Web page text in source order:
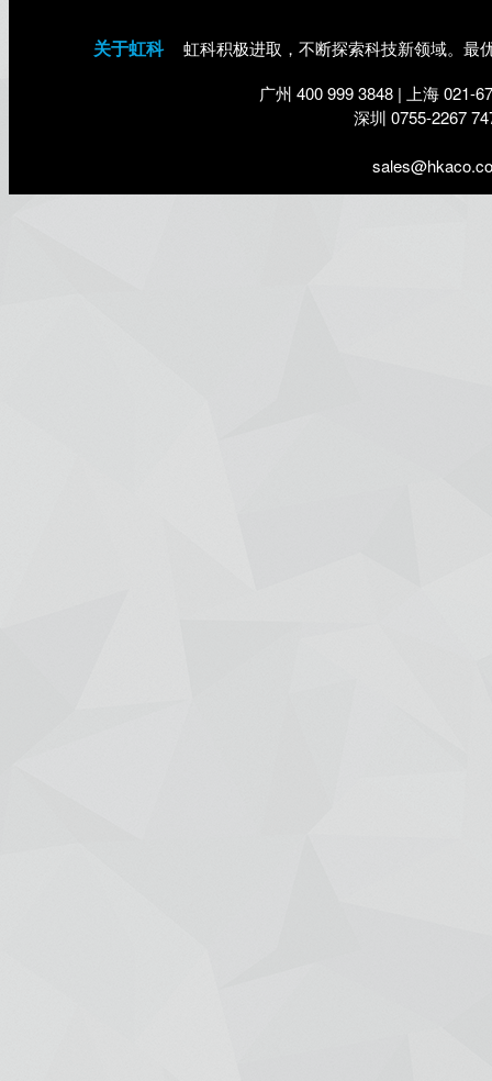
关于虹科： 虹科积极进取，不断探索科技新领域。最
广州 400 999 3848 | 上海 021-
深圳 0755-2267